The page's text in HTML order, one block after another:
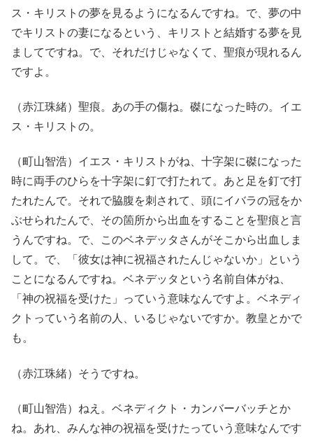
ス・キリストの夢を見るようになるんですね。で、夢の中
でキリストの妻になるという、キリストと結婚する夢を見
ましてですね。で、それだけじゃなくて、聖痕が現れるん
ですよ。
（赤江珠緒）聖痕。あの手の傷ね。磔になった時の。イエ
ス・キリストの。
（町山智浩）イエス・キリストがね、十字架に磔になった
時に両手のひらを十字架に釘で打たれて。あと足を釘で打
たれたんで。それで脇腹を刺されて、頭にイバラの冠をか
ぶせられたんで、その箇所から出血をすることを聖痕と言
うんですね。で、このベネデッタさんがそこから出血しま
して。で、「彼女は神に祝福されたんじゃないか」という
ことになるんですね。ベネデッタという名前自体がね、
「神の祝福を受けた」っていう意味なんですよ。ベネディ
クトっていう名前の人、いるじゃないですか。教皇とかで
も。
（赤江珠緒）そうですね。
（町山智浩）ねえ。ベネディクト・カンバーバッチとか
ね。あれ、みんな神の祝福を受けたっていう意味なんです